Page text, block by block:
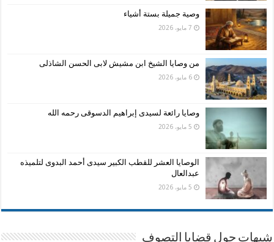
وصية جميلة بستة أشياء
7 مايو، 2026
من وصايا الشيخ ابن مشيش لابى الحسن الشاذلى
6 مايو، 2026
وصايا رائعة لسيدى إبراهيم الدسوقى رحمه الله
5 مايو، 2026
الوصايا العشر للقطب الكبير سيدى أحمد البدوى لتلميذه
عبدالعال
5 مايو، 2026
شبهات حول قضايا التصوف